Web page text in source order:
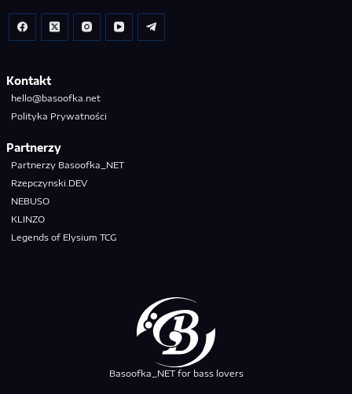
Kontakt
hello@basoofka.net
Polityka Prywatności
Partnerzy
Partnerzy Basoofka_NET
Rzepczynski.DEV
NEBUSO
KLINZO
Legends of Elysium TCG
Basoofka_NET for bass lovers